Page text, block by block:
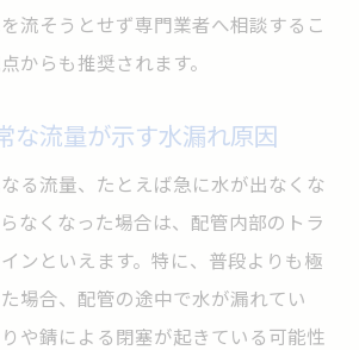
流そうとせず専門業者へ相談するこ
からも推奨されます。
な流量が示す水漏れ原因
る流量、たとえば急に水が出なくな
なくなった場合は、配管内部のトラ
ンといえます。特に、普段よりも極
場合、配管の途中で水が漏れてい
や錆による閉塞が起きている可能性